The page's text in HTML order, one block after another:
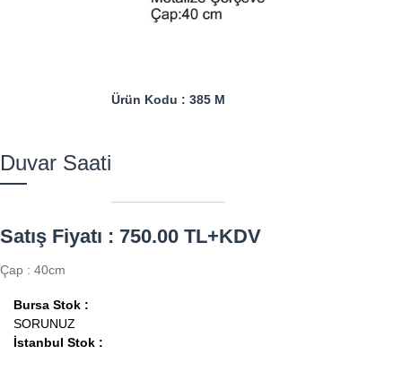
Duvar Saati
Ürün Kodu : 385 M
Satış Fiyatı : 750.00 TL+KDV
Çap : 40cm
Bursa Stok :
SORUNUZ
İstanbul Stok :